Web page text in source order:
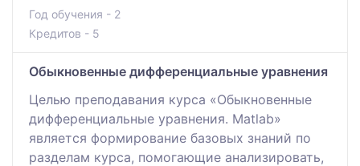
Год обучения - 2
Кредитов - 5
Обыкновенные дифференциальные уравнения
Целью преподавания курса «Обыкновенные
дифференциальные уравнения. Matlab»
является формирование базовых знаний по
разделам курса, помогающие анализировать,